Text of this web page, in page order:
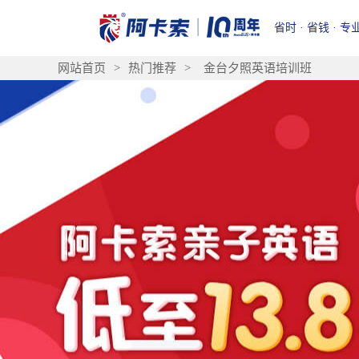
省时 · 省钱 · 专
网站首页 > 热门推荐 > 金台夕照英语培训班